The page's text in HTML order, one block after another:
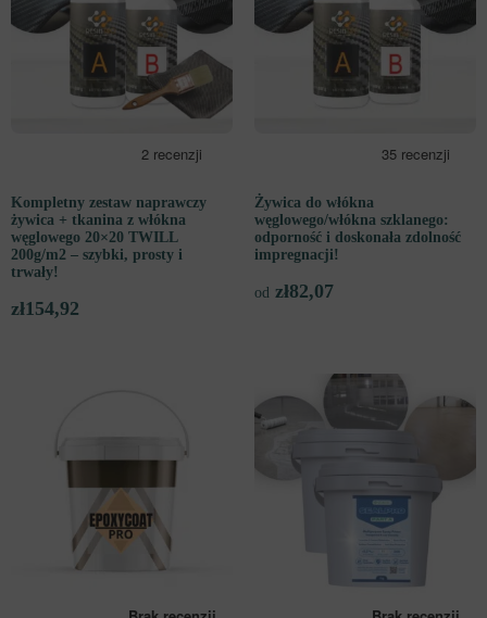
Kompletny zestaw naprawczy
żywica + tkanina z włókna
węglowego 20×20 TWILL
200g/m2 – szybki, prosty i
trwały!
zł154,92
Żywica do włókna
węglowego/włókna szklanego:
odporność i doskonała zdolność
impregnacji!
od zł82,07